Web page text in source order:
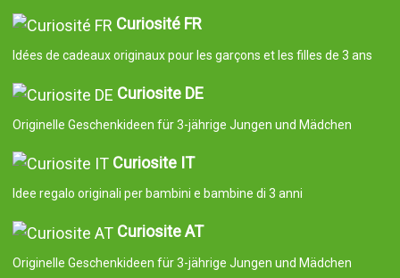
Curiosité FR
Idées de cadeaux originaux pour les garçons et les filles de 3 ans
Curiosite DE
Originelle Geschenkideen für 3-jährige Jungen und Mädchen
Curiosite IT
Idee regalo originali per bambini e bambine di 3 anni
Curiosite AT
Originelle Geschenkideen für 3-jährige Jungen und Mädchen